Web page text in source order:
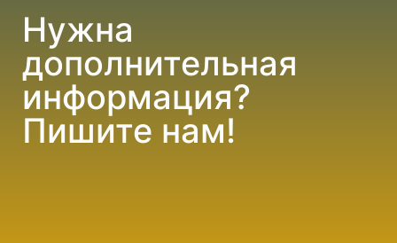
Нужна
дополнительная
информация?
Пишите нам!